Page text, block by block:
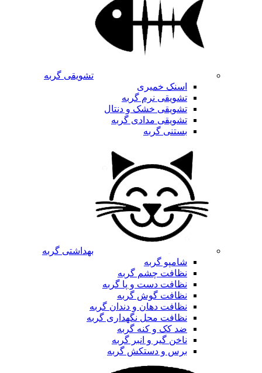
تشویقی گربه
اسنک خمیری
تشویقی نرم گربه
تشویقی خشک و دنتال
تشویقی مدادی گربه
بستنی گربه
بهداشتی گربه
شامپو گربه
نظافت چشم گربه
نظافت دست و پا گربه
نظافت گوش گربه
نظافت دهان و دندان گربه
نظافت محل نگهداری گربه
ضد کک و کنه گربه
ناخن گیر و انبر گربه
برس و دستکش گربه